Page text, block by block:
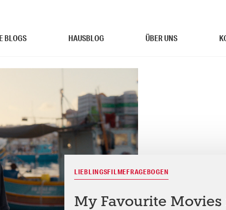
BLOGS HAUSBLOG ÜBER UNS
LIEBLINGSFILMEFRAGEBOGEN
My Favourite